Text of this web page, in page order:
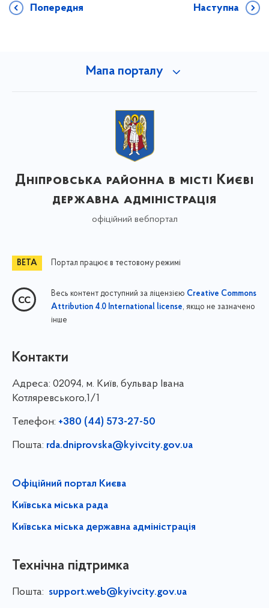
Попередня Наступна
Мапа порталу
Дніпровська районна в місті Києві
державна адміністрація
офіційний вебпортал
Портал працює в тестовому режимі
Весь контент доступний за ліцензією Creative Commons
Attribution 4.0 International license, якщо не зазначено
інше
Контакти
Адреса: 02094, м. Київ, бульвар Івана
Котляревського,1/1
Телефон: +380 (44) 573-27-50
Пошта: rda.dniprovska@kyivcity.gov.ua
Офіційний портал Києва
Київська міська рада
Київська міська державна адміністрація
Технічна підтримка
Пошта: support.web@kyivcity.gov.ua